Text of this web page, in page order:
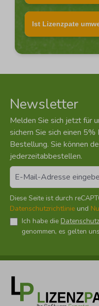
Ist Lizenzpate
Newsletter
Melden Sie sich jetzt für
sichern Sie sich einen
Bestellung. Sie können
jederzeitabbestellen.
Diese Seite ist durch
Datenschutzrichtlinie und
Ich habe die
genommen, es gelten